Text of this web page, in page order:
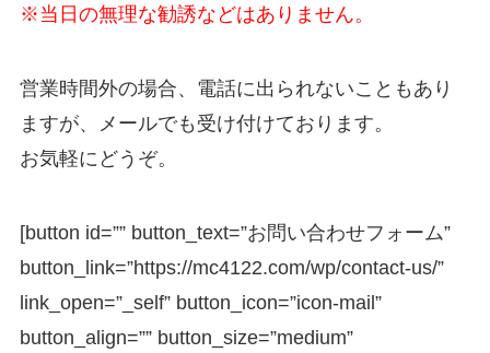
※当日の無理な勧誘などはありません。
営業時間外の場合、電話に出られないこともあり
ますが、メールでも受け付けております。
お気軽にどうぞ。
[button id=”” button_text=”お問い合わせフォーム”
button_link=”https://mc4122.com/wp/contact-us/”
link_open=”_self” button_icon=”icon-mail”
button_align=”” button_size=”medium”